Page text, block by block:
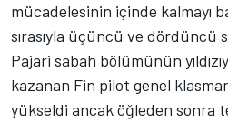
mücadelesinin içinde kalmayı
sırasıyla üçüncü ve dördüncü
Pajari sabah bölümünün
kazanan Fin pilot genel
yükseldi ancak öğleden sonra